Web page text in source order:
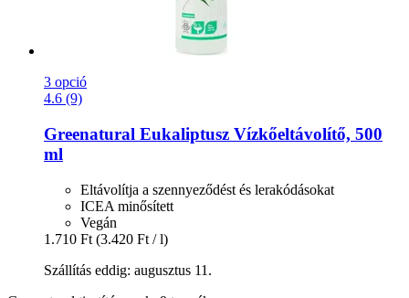
3 opció
4.6 (9)
Greenatural Eukaliptusz Vízkőeltávolítő, 500
ml
Eltávolítja a szennyeződést és lerakódásokat
ICEA minősített
Vegán
1.710 Ft (3.420 Ft / l)
Szállítás eddig: augusztus 11.